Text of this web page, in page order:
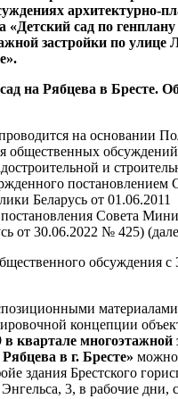
архитектурно-
«Детский сад по генплану
застройки по улице
на основании
общественных
и
постановлением
Беларусь от 01.06.2011
Совета
от 30.06.2022 № 425)
обсуждения с
материалами
концепции
в квартале многоэтажной
в г. Бресте» можно
здания Брестского
Энгельса, 3, в рабочие дни,